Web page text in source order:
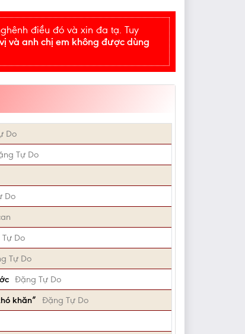
điều đó và xin đa tạ. Tuy
và anh chị em không được dùng
Do
Tự Do
Do
Do
Tự Do
Đặng Tự Do
khăn”
Đặng Tự Do